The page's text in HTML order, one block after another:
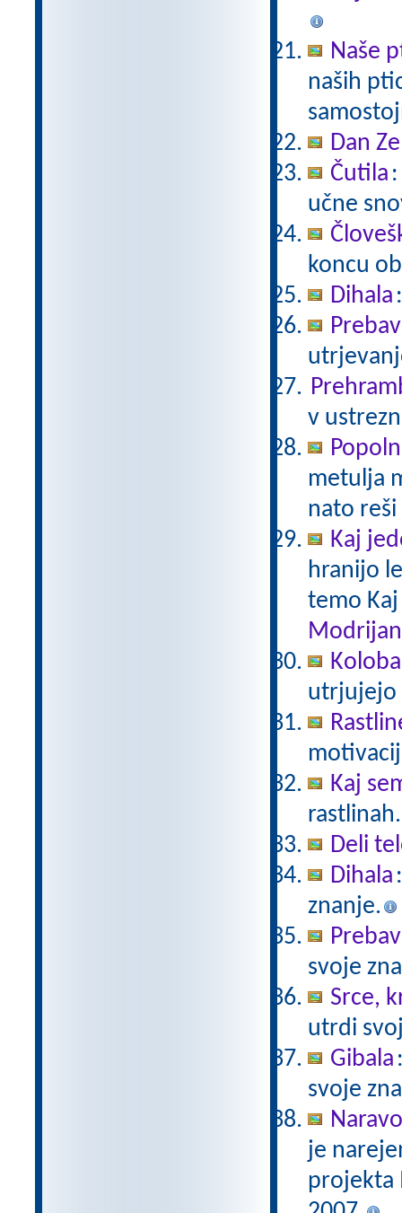
Naše
naših
Dan
Čutila
učne
koncu
Dihala
v
metulja
nato
Kaj
hranijo
temo
Modrijan
utrjujejo
Kaj
Deli
Dihala
znanje.
svoje
Srce,
utrdi
Gibala
svoje
je
projekta